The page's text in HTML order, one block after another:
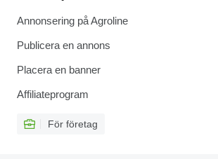
Annonsering på Agroline
Publicera en annons
Placera en banner
Affiliateprogram
För företag